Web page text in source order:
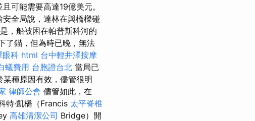
可能需要高達19億美元。
全局說，達林在與橋樑碰
，船被困在帕普斯科河的
了錨，但為時已晚，無法
眼科 html 台中輕井澤按摩
蟻費用 台胞證台北 當局已
種原因有效，儘管很明
律師公會 儘管如此，在
特·凱橋（Francis 太平脊椎
高雄清潔公司 Bridge）開